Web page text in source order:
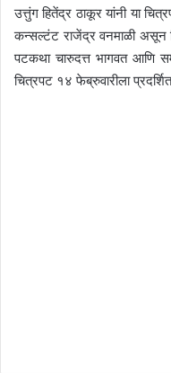
उत्तुंग हितेंद्र ठाकूर यांनी या
कन्सल्टंट राजेंद्र वनमाळी असून
पटकथा चारुदत्त भागवत आणि
चित्रपट १४ फेब्रुवारीला